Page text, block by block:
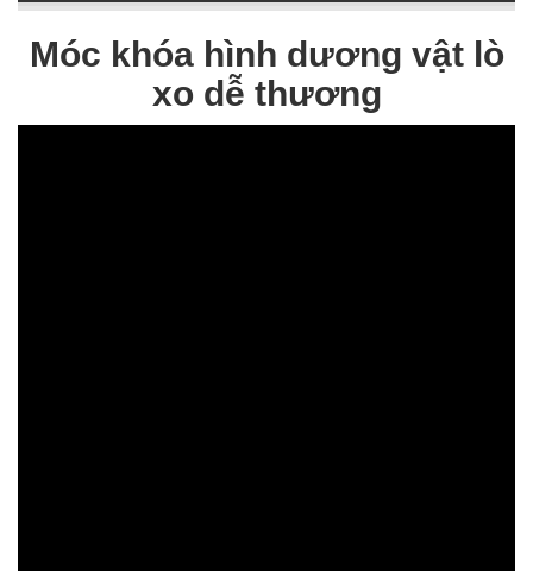
Móc khóa hình dương vật lò
xo dễ thương